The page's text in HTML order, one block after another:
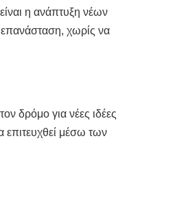
η ανάπτυξη νέων
χωρίς να
δρόμο για νέες ιδέες
επιτευχθεί μέσω των